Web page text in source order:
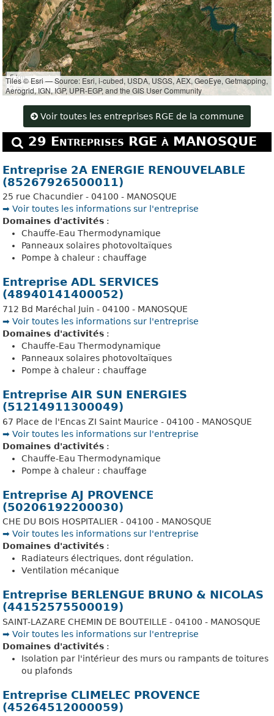
5 km
3 mi
Tiles © Esri — Source: Esri, i-cubed, USDA, USGS, AEX, GeoEye, Getmapping,
Aerogrid, IGN, IGP, UPR-EGP, and the GIS User Community
Voir toutes les entreprises RGE de la commune
29 Entreprises RGE à MANOSQUE
Entreprise 2A ENERGIE RENOUVELABLE
(85267926500011)
25 rue Chacundier - 04100 - MANOSQUE
➡️ Voir toutes les informations sur l'entreprise
Domaines d'activités :
Chauffe-Eau Thermodynamique
Panneaux solaires photovoltaïques
Pompe à chaleur : chauffage
Entreprise ADL SERVICES
(48940141400052)
712 Bd Maréchal Juin - 04100 - MANOSQUE
➡️ Voir toutes les informations sur l'entreprise
Domaines d'activités :
Chauffe-Eau Thermodynamique
Panneaux solaires photovoltaïques
Pompe à chaleur : chauffage
Entreprise AIR SUN ENERGIES
(51214911300049)
67 Place de l'Encas ZI Saint Maurice - 04100 - MANOSQUE
➡️ Voir toutes les informations sur l'entreprise
Domaines d'activités :
Chauffe-Eau Thermodynamique
Pompe à chaleur : chauffage
Entreprise AJ PROVENCE
(50206192200030)
CHE DU BOIS HOSPITALIER - 04100 - MANOSQUE
➡️ Voir toutes les informations sur l'entreprise
Domaines d'activités :
Radiateurs électriques, dont régulation.
Ventilation mécanique
Entreprise BERLENGUE BRUNO & NICOLAS
(44152575500019)
SAINT-LAZARE CHEMIN DE BOUTEILLE - 04100 - MANOSQUE
➡️ Voir toutes les informations sur l'entreprise
Domaines d'activités :
Isolation par l'intérieur des murs ou rampants de toitures
ou plafonds
Entreprise CLIMELEC PROVENCE
(45264512000059)